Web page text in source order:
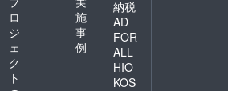
ロ
ジ
ェ
ク
ト
施
事
例
納税
AD
FOR
ALL
HIO
KOS